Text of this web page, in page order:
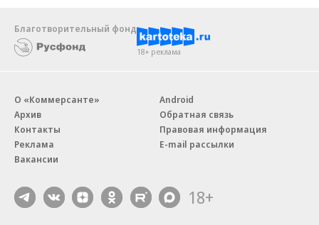
Благотворительный фонд
18+ реклама
О «Коммерсанте»
Архив
Контакты
Реклама
Вакансии
Android
Обратная связь
Правовая информация
E-mail рассылки
18+